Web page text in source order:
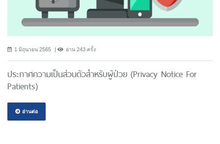
1 มิถุนายน 2565 อ่าน 243 ครั้ง
ประกาศความเป็นส่วนตัวสำหรับผู้ป่วย (Privacy Notice For
Patients)
อ่านต่อ